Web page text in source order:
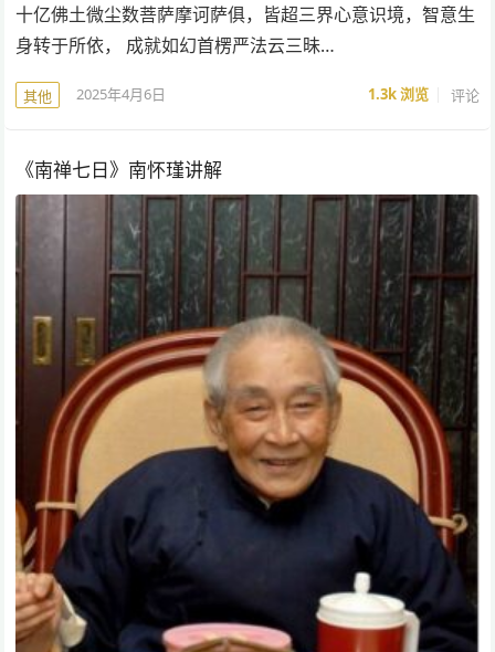
十亿佛土微尘数菩萨摩诃萨俱，皆超三界心意识境，智意生
身转于所依， 成就如幻首楞严法云三昧…
其他 2025年4月6日 1.3k浏览 评论
《南禅七日》南怀瑾讲解